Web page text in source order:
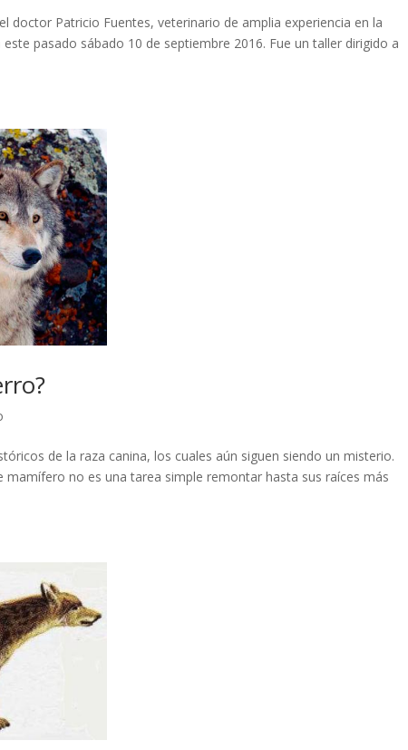
doctor Patricio Fuentes, veterinario de amplia experiencia en la
pasado sábado 10 de septiembre 2016. Fue un taller dirigido a
de la raza canina, los cuales aún siguen siendo un misterio.
no es una tarea simple remontar hasta sus raíces más